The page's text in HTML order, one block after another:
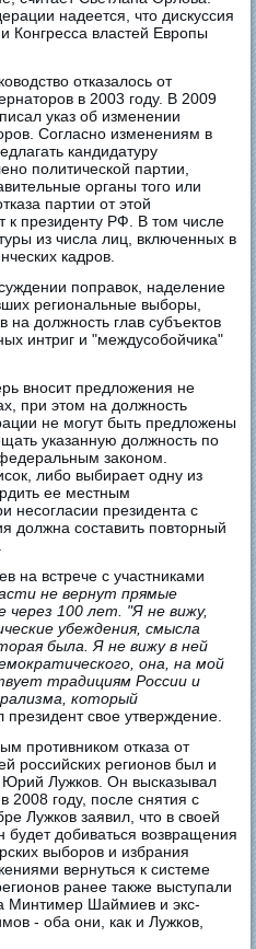
надеется, что дискуссия
Конгресса властей Европы
отказалось от
в 2003 году. В 2009
указ об изменении
Согласно изменениям в
кандидатуру
политической партии,
органы того или
партии от этой
к президенту РФ. В том числе
из числа лиц, включенных в
кадров.
поправок, наделение
региональные выборы,
на должность глав субъектов
интриг и "междусобойчика"
вносит предложения не
при этом на должность
не могут быть предложены
указанную должность по
законом.
либо выбирает одну из
ее местным
несогласии президента с
должна составить повторный
на встрече с участниками
не вернут прямые
через 100 лет. "Я не вижу,
убеждения, смысла
была. Я не вижу в ней
она, на мой
традициям России и
который
президент свое утверждение.
противником отказа от
российских регионов был и
Лужков. Он высказывал
2008 году, после снятия с
Лужков заявил, что в своей
будет добиваться возвращения
выборов и избрания
вернуться к системе
ранее также выступали
Минтимер Шаймиев и экс-
- оба они, как и Лужков,